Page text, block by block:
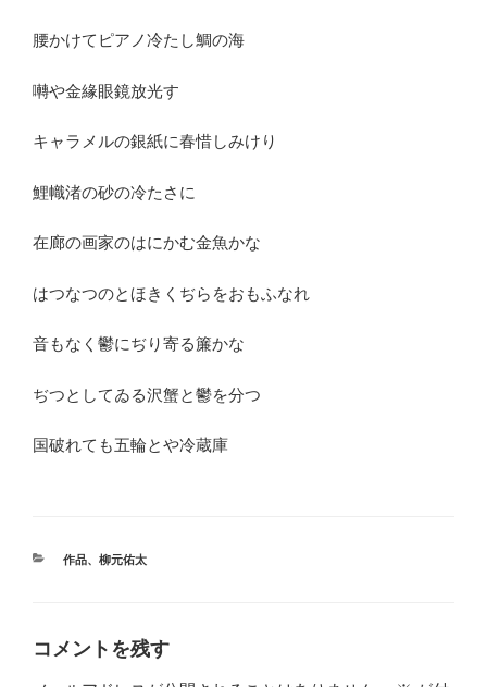
腰かけてピアノ冷たし鯛の海
囀や金緣眼鏡放光す
キャラメルの銀紙に春惜しみけり
鯉幟渚の砂の冷たさに
在廊の画家のはにかむ金魚かな
はつなつのとほきくぢらをおもふなれ
音もなく鬱にぢり寄る簾かな
ぢつとしてゐる沢蟹と鬱を分つ
国破れても五輪とや冷蔵庫
カ
作品、 柳元佑太
コメントを残す